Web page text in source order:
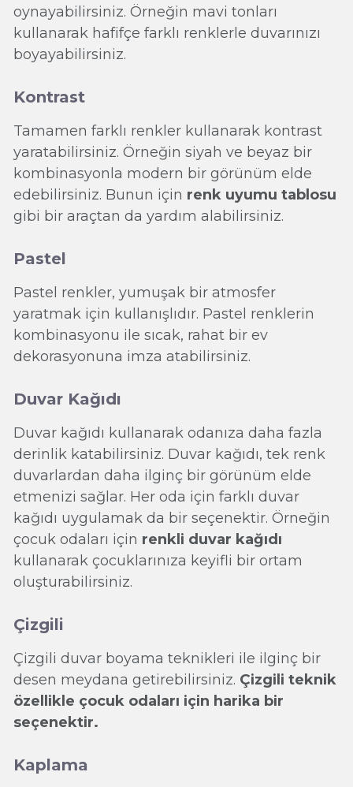
oynayabilirsiniz. Örneğin mavi tonları
kullanarak hafifçe farklı renklerle duvarınızı
boyayabilirsiniz.
Kontrast
Tamamen farklı renkler kullanarak kontrast
yaratabilirsiniz. Örneğin siyah ve beyaz bir
kombinasyonla modern bir görünüm elde
edebilirsiniz. Bunun için renk uyumu tablosu
gibi bir araçtan da yardım alabilirsiniz.
Pastel
Pastel renkler, yumuşak bir atmosfer
yaratmak için kullanışlıdır. Pastel renklerin
kombinasyonu ile sıcak, rahat bir ev
dekorasyonuna imza atabilirsiniz.
Duvar Kağıdı
Duvar kağıdı kullanarak odanıza daha fazla
derinlik katabilirsiniz. Duvar kağıdı, tek renk
duvarlardan daha ilginç bir görünüm elde
etmenizi sağlar. Her oda için farklı duvar
kağıdı uygulamak da bir seçenektir. Örneğin
çocuk odaları için renkli duvar kağıdı
kullanarak çocuklarınıza keyifli bir ortam
oluşturabilirsiniz.
Çizgili
Çizgili duvar boyama teknikleri ile ilginç bir
desen meydana getirebilirsiniz. Çizgili teknik
özellikle çocuk odaları için harika bir
seçenektir.
Kaplama